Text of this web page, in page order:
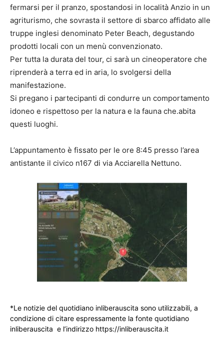
fermarsi per il pranzo, spostandosi in località Anzio in un
agriturismo, che sovrasta il settore di sbarco affidato alle
truppe inglesi denominato Peter Beach, degustando
prodotti locali con un menù convenzionato.
Per tutta la durata del tour, ci sarà un cineoperatore che
riprenderà a terra ed in aria, lo svolgersi della
manifestazione.
Si pregano i partecipanti di condurre un comportamento
idoneo e rispettoso per la natura e la fauna che.abita
questi luoghi.
L’appuntamento è fissato per le ore 8:45 presso l’area
antistante il civico n167 di via Acciarella Nettuno.
*Le notizie del quotidiano inliberauscita sono utilizzabili, a
condizione di citare espressamente la fonte quotidiano
inliberauscita e l’indirizzo https://inliberauscita.it